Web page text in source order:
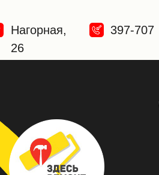
397-707
Нагорная,
26